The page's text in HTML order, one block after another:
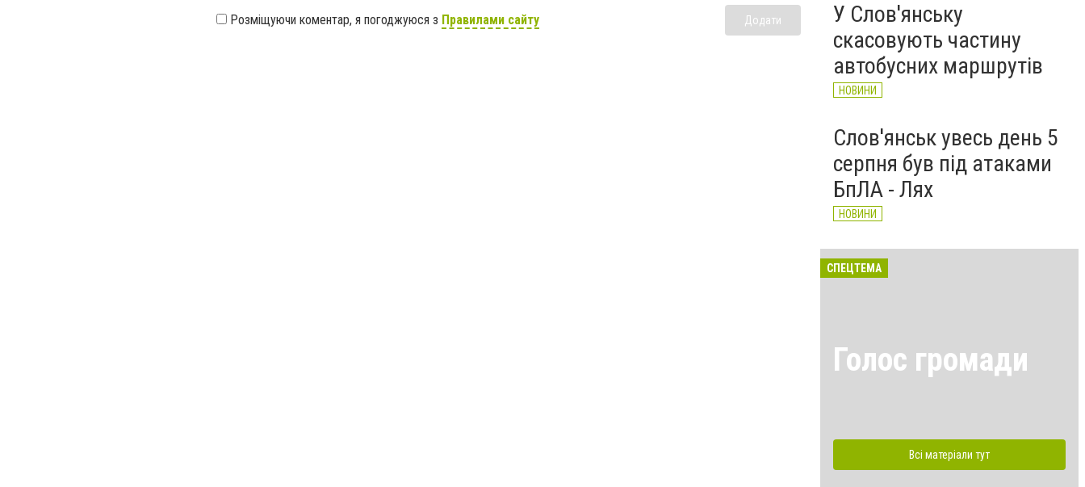
Розміщуючи коментар, я погоджуюся з Правилами сайту Додати
У Слов'янську
скасовують частину
автобусних маршрутів
НОВИНИ
Слов'янськ увесь день 5
серпня був під атаками
БпЛА - Лях
НОВИНИ
СПЕЦТЕМА
Голос громади
Всі матеріали тут